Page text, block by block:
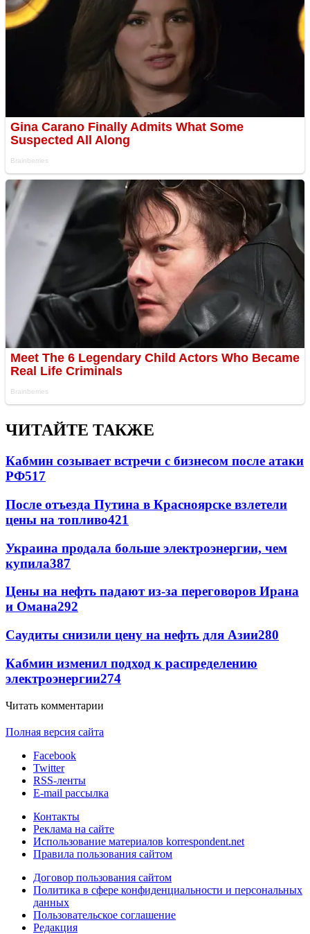
ЧИТАЙТЕ ТАКЖЕ
Кабмин созывает встречи с бизнесом после атаки
РФ517
После отъезда Путина в Красноярске взлетели
цены на топливо421
Украина продала больше электроэнергии, чем
купила387
Цены на нефть падают из-за переговоров Ирана
и Омана292
Саудиты снизили цену на нефть для Азии280
Кабмин изменил подход к распределению
электроэнергии274
Читать комментарии
Полная версия сайта
Facebook
Twitter
RSS-ленты
E-mail рассылка
Контакты
Реклама на сайте
Использование материалов korrespondent.net
Правила пользования сайтом
Договор пользования сайтом
Политика в сфере конфиденциальности и персональных
данных
Пользовательское соглашение
Редакция